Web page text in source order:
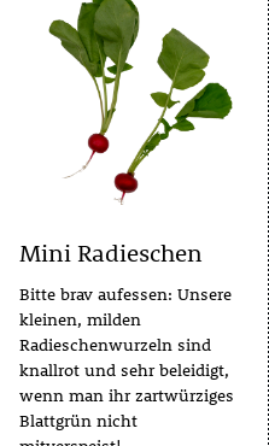
Mini Radieschen
Bitte brav aufessen: Unsere
kleinen, milden
Radieschenwurzeln sind
knallrot und sehr beleidigt,
wenn man ihr zartwürziges
Blattgrün nicht